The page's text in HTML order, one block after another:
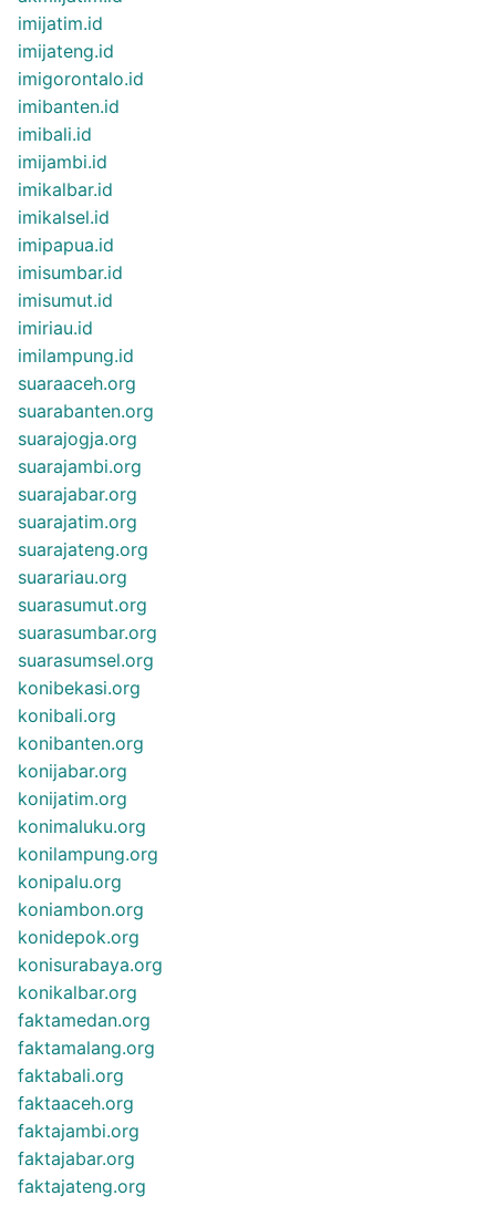
imijatim.id
imijateng.id
imigorontalo.id
imibanten.id
imibali.id
imijambi.id
imikalbar.id
imikalsel.id
imipapua.id
imisumbar.id
imisumut.id
imiriau.id
imilampung.id
suaraaceh.org
suarabanten.org
suarajogja.org
suarajambi.org
suarajabar.org
suarajatim.org
suarajateng.org
suarariau.org
suarasumut.org
suarasumbar.org
suarasumsel.org
konibekasi.org
konibali.org
konibanten.org
konijabar.org
konijatim.org
konimaluku.org
konilampung.org
konipalu.org
koniambon.org
konidepok.org
konisurabaya.org
konikalbar.org
faktamedan.org
faktamalang.org
faktabali.org
faktaaceh.org
faktajambi.org
faktajabar.org
faktajateng.org